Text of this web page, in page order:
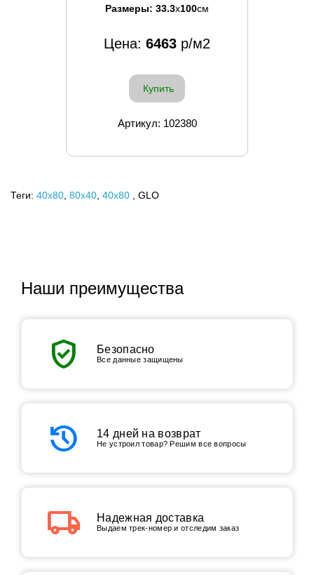
Размеры: 33.3x100см
Цена: 6463 р/м2
Купить
Артикул: 102380
Теги: 40x80 80х40 40х80 , GLO
Наши преимущества
verified_user Безопасно
Все данные защищены
history 14 дней на возврат
Не устроил товар? Решим все вопросы
local_shipping Надежная доставка
Выдаем трек-номер и отследим заказ